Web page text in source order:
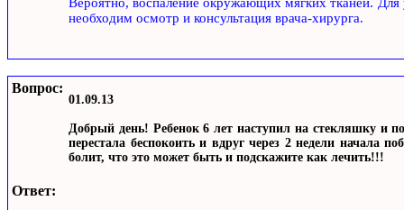
необходим осмотр и консультация врача-хирурга.
Вопрос:
01.09.13
Добрый день! Ребенок 6 лет наступил на стекляшку и
перестала беспокоить и вдруг через 2 недели начала
болит, что это может быть и подскажите как лечить!!!
Ответ: